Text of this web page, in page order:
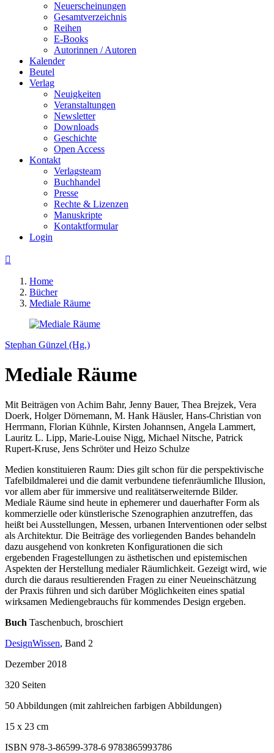
Neuerscheinungen
Gesamtverzeichnis
Reihen
E-Books
Autorinnen / Autoren
Kalender
Beutel
Verlag
Neuigkeiten
Veranstaltungen
Newsletter
Downloads
Geschichte
Open Access
Kontakt
Verlagsteam
Buchhandel
Presse
Rechte & Lizenzen
Manuskripte
Kontaktformular
Login

Home
Bücher
Mediale Räume
Stephan Günzel (Hg.)
Mediale Räume
Mit Beiträgen von Achim Bahr, Jenny Bauer, Thea Brejzek, Vera
Doerk, Holger Dörnemann, M. Hank Häusler, Hans-Christian von
Herrmann, Florian Kühnle, Kirsten Johannsen, Angela Lammert,
Lauritz L. Lipp, Marie-Louise Nigg, Michael Nitsche, Patrick
Rupert-Kruse, Jens Schröter und Heizo Schulze
Medien konstituieren Raum: Dies gilt schon für die perspektivische
Tafelbildmalerei und die damit verbundene tiefenräumliche Illusion,
vor allem aber für immersive und realitätserweiternde Bilder.
Mediale Räume sind heute in ephemerer und dauerhafter Form als
kommerzielle oder künstlerische Szenographien anzutreffen, das
heißt bei Ausstellungen, Messen, urbanen Interventionen oder selbst
als Architektur. Die Beiträge des vorliegenden Bandes behandeln
dazu ausgehend von konkreten Konfigurationen die sich
ergebenden Fragestellungen zu ästhetischen und epistemischen
Aspekten der Herstellung medialer Räumlichkeit. Gezeigt wird, wie
durch die daraus resultierenden Fragen zu einer Neueinschätzung
der Praxis führen und sich darüber Möglichkeiten eines spatial
wirksamen Mediengebrauchs für kommendes Design ergeben.
Buch Taschenbuch, broschiert
DesignWissen, Band 2
Dezember 2018
320 Seiten
50 Abbildungen (mit zahlreichen farbigen Abbildungen)
15 x 23 cm
ISBN 978-3-86599-378-6 9783865993786